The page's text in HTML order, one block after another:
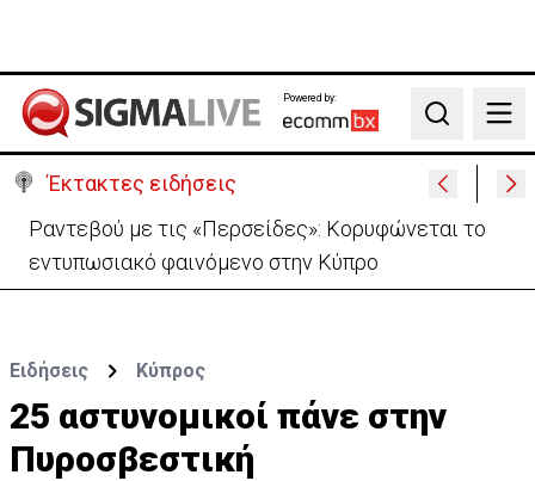
Powered by:
Search
Έκτακτες ειδήσεις
Κολομβία: Σε κατάσταση «εθνικής καταστροφής»
μετά τον σεισμό-111 νεκροί
Ειδήσεις Κύπρος
25 αστυνομικοί πάνε στην
Πυροσβεστική